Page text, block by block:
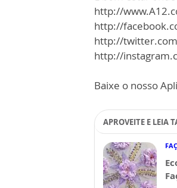
http://
http://
http://
http://
Baixe o nosso
APROVEITE E LEIA